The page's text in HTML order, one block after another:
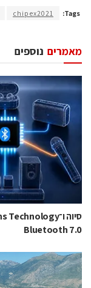
Tags:
chipex2021
נוספים מאמרים
Bluetooth 7.0